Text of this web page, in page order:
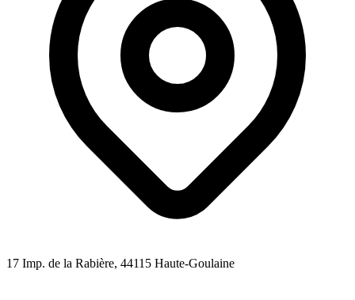
17 Imp. de la Rabière, 44115 Haute-Goulaine